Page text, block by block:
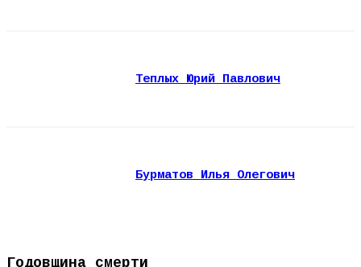
Теплых Юрий Павлович
Бурматов Илья Олегович
Годовщина смерти